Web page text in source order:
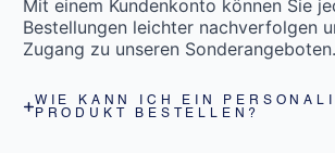
Mit einem Kundenkonto können Sie
Bestellungen leichter nachverfolgen
Zugang zu unseren Sonderangeboten.
WIE KANN ICH EIN
PRODUKT BESTELLEN?